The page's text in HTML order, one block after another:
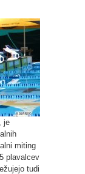
je
miting
plavalcev
tudi